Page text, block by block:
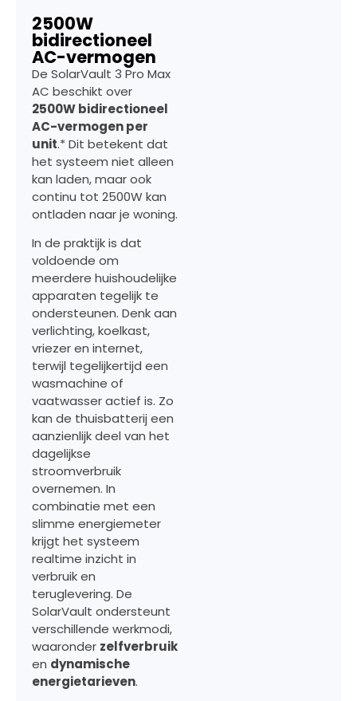
2500W
bidirectioneel
AC-vermogen
De SolarVault 3 Pro Max
AC beschikt over
2500W bidirectioneel
AC-vermogen per
unit.* Dit betekent dat
het systeem niet alleen
kan laden, maar ook
continu tot 2500W kan
ontladen naar je woning.
In de praktijk is dat
voldoende om
meerdere huishoudelijke
apparaten tegelijk te
ondersteunen. Denk aan
verlichting, koelkast,
vriezer en internet,
terwijl tegelijkertijd een
wasmachine of
vaatwasser actief is. Zo
kan de thuisbatterij een
aanzienlijk deel van het
dagelijkse
stroomverbruik
overnemen. In
combinatie met een
slimme energiemeter
krijgt het systeem
realtime inzicht in
verbruik en
teruglevering. De
SolarVault ondersteunt
verschillende werkmodi,
waaronder zelfverbruik
en dynamische
energietarieven.